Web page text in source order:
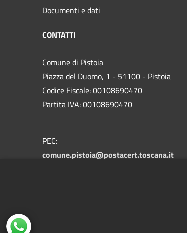
Documenti e dati
CONTATTI
Comune di Pistoia
Piazza del Duomo, 1 - 51100 - Pistoia
Codice Fiscale: 00108690470
Partita IVA: 00108690470
PEC:
comune.pistoia@postacert.toscana.it